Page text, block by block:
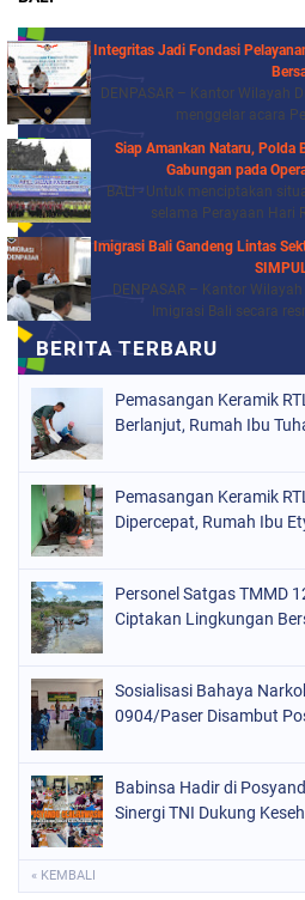
Integritas Jadi Fondasi
DENPASAR – Kantor Wilayah
menggelar acara
Siap Amankan Nataru, Polda
Gabungan pada
BALI - Untuk menciptakan
selama Perayaan Hari
Imigrasi Bali Gandeng Lintas
DENPASAR – Kantor
Imigrasi Bali secara
Pemasangan Keramik
Berlanjut, Rumah Ibu
Pemasangan Keramik
Dipercepat, Rumah Ibu
Personel Satgas TMMD
Ciptakan Lingkungan
Sosialisasi Bahaya
0904/Paser Disambut
Babinsa Hadir di
Sinergi TNI Dukung
« KEMBALI